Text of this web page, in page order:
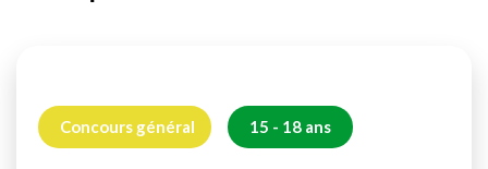
Concours général 15 - 18 ans